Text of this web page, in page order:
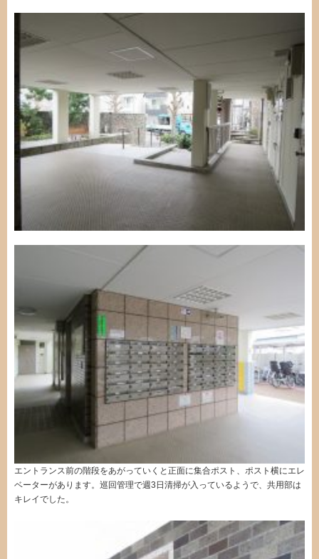
エントランス前の階段をあがっていくと正面に集合ポスト、ポスト横にエレ
ベーターがあります。巡回管理で週3日清掃が入っているようで、共用部は
キレイでした。